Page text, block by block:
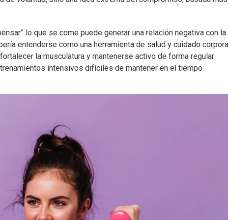
lo que se come puede generar una relación negativa con la
entenderse como una herramienta de salud y cuidado
la musculatura y mantenerse activo de forma regular
intensivos difíciles de mantener en el tiempo.